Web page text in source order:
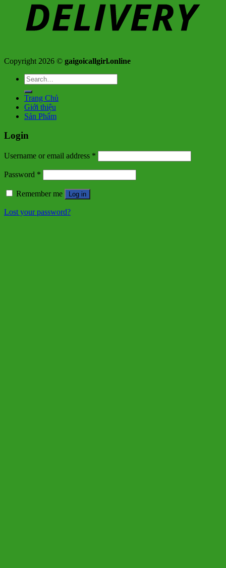
Copyright 2026 © gaigoicallgirl.online
Search
for:
Trang Chủ
Giới thiệu
Sản Phẩm
Login
Username or email address *
Password *
Remember me Log in
Lost your password?